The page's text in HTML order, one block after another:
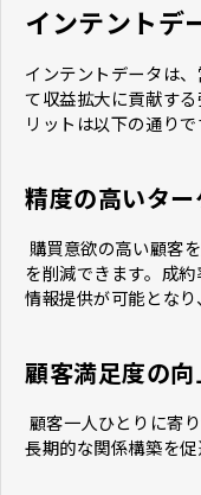
インテントデ
インテントデータは
て収益拡大に貢献す
リットは以下の通りで
精度の高いタ
購買意欲の高い顧客
を削減できます。成
情報提供が可能となり
顧客満足度の向
顧客一人ひとりに寄
長期的な関係構築を促